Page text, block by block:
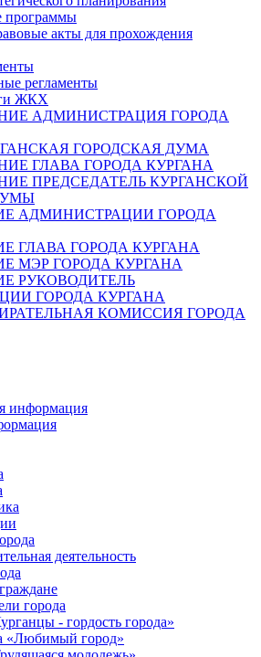
программы
акты для прохождения
регламенты
ЖКХ
АДМИНИСТРАЦИЯ ГОРОДА
ГОРОДСКАЯ ДУМА
ГЛАВА ГОРОДА КУРГАНА
ПРЕДСЕДАТЕЛЬ КУРГАНСКОЙ
АДМИНИСТРАЦИИ ГОРОДА
ГЛАВА ГОРОДА КУРГАНА
МЭР ГОРОДА КУРГАНА
РУКОВОДИТЕЛЬ
ГОРОДА КУРГАНА
КОМИССИЯ ГОРОДА
информация
деятельность
города
- гордость города»
«Любимый город»